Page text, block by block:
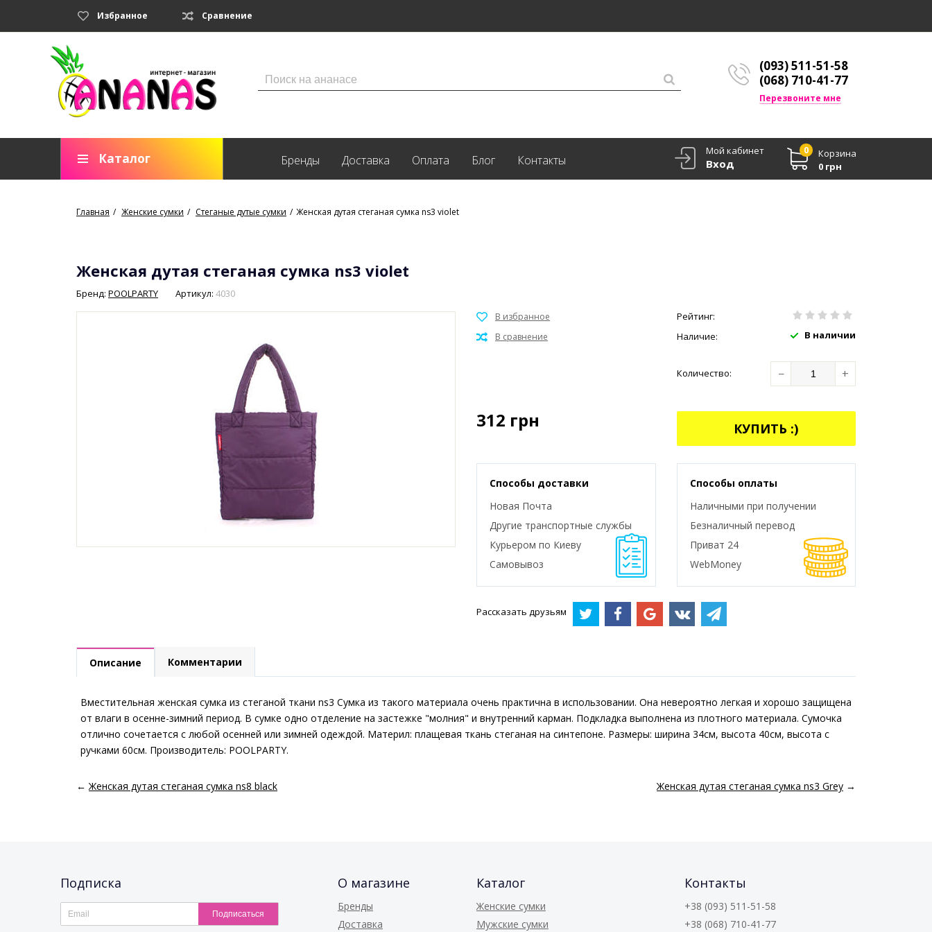
Избранное Сравнение
(093) 511-51-58
(068) 710-41-77
Перезвоните мне
0
Корзина
0 грн
Мой кабинет
Вход
Бренды Доставка Оплата Блог Контакты
Каталог
Главная Женские сумки Стеганые дутые сумки Женская дутая стеганая сумка ns3 violet
Женская дутая стеганая сумка ns3 violet
Бренд: POOLPARTY Артикул: 4030
Рейтинг:
Наличие:
В наличии
Количество: − +
312 грн КУПИТЬ :)
Способы доставки
Новая Почта
Другие транспортные службы
Курьером по Киеву
Самовывоз
Способы оплаты
Наличными при получении
Безналичный перевод
Приват 24
WebMoney
Рассказать друзьям
Описание Комментарии
Вместительная женская сумка из стеганой ткани ns3 Сумка из такого материала очень практична в использовании. Она невероятно легкая и хорошо защищена
от влаги в осенне-зимний период. В сумке одно отделение на застежке "молния" и внутренний карман. Подкладка выполнена из плотного материала. Сумочка
отлично сочетается с любой осенней или зимней одеждой. Материл: плащевая ткань стеганая на синтепоне. Размеры: ширина 34см, высота 40см, высота с
ручками 60см. Производитель: POOLPARTY.
← Женская дутая стеганая сумка ns8 black Женская дутая стеганая сумка ns3 Grey →
Подписка
Подписаться
О магазине
Бренды
Доставка
Каталог
Женские сумки
Мужские сумки
Контакты
+38 (093) 511-51-58
+38 (068) 710-41-77